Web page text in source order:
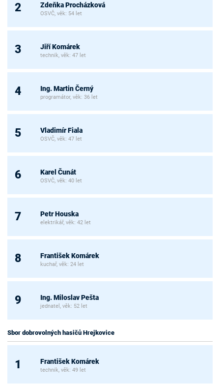
2 Zdeňka Procházková
OSVČ, věk: 54 let
3 Jiří Komárek
technik, věk: 47 let
4 Ing. Martin Černý
programátor, věk: 36 let
5 Vladimír Fiala
OSVČ, věk: 47 let
6 Karel Čunát
OSVČ, věk: 40 let
7 Petr Houska
elektrikář, věk: 42 let
8 František Komárek
kuchař, věk: 24 let
9 Ing. Miloslav Pešta
jednatel, věk: 52 let
Sbor dobrovolných hasičů Hrejkovice
1 František Komárek
technik, věk: 49 let